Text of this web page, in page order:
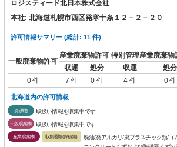
ロジスティード北日本株式会社
本社: 北海道札幌市西区発寒十条１２－２－２０
許可情報サマリー (総計: 11 件)
一般廃棄物許可
産業廃棄物許可 特別管理産業廃棄物
収運
処分 収運 処分
0 件
7 件 0 件 4 件 0 件
北海道内の許可情報
資源物 取扱い情報を収集中です
一般廃棄物 取扱い情報を収集中です
産業廃棄物 収集運搬(保積無)
廃油/廃アルカリ/廃プラスチック類/ゴ